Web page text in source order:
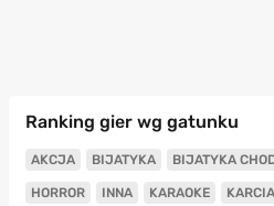
Ranking gier wg gatunku
AKCJA BIJATYKA BIJATYKA
HORROR INNA KARAOKE